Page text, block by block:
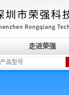
走进荣强